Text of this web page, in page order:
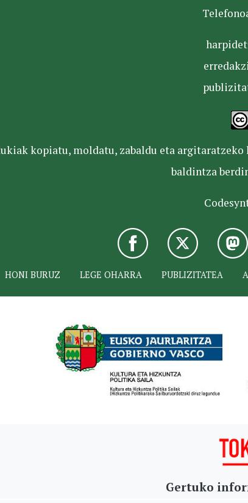
kopiatu, moldatu, zabaldu eta
baldintza
HONI BURUZ LEGE OHARRA PUBLIZITATEA
Gertuko